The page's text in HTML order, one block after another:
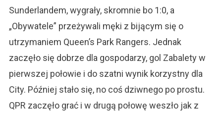
Sunderlandem, wygrały, skromnie bo 1:0, a
„Obywatele” przeżywali męki z bijącym się o
utrzymaniem Queen’s Park Rangers. Jednak
zaczęło się dobrze dla gospodarzy, gol Zabalety w
pierwszej połowie i do szatni wynik korzystny dla
City. Później stało się, no coś dziwnego po prostu.
QPR zaczęło grać i w drugą połowę weszło jak z